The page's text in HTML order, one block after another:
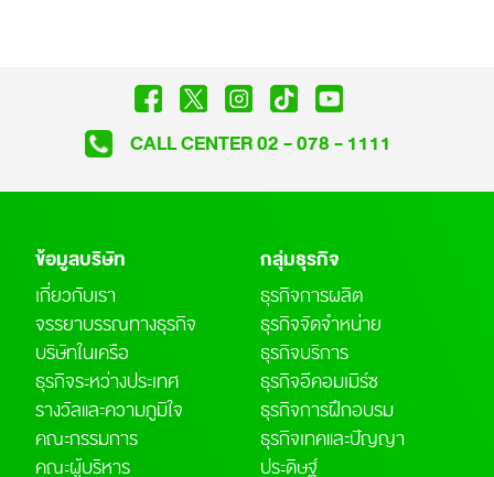
CALL CENTER 02 - 078 - 1111
ข้อมูลบริษัท
เกี่ยวกับเรา
จรรยาบรรณทางธุรกิจ
บริษัทในเครือ
ธุรกิจระหว่างประเทศ
รางวัลและความภูมิใจ
คณะกรรมการ
คณะผู้บริหาร
กลุ่มธุรกิจ
ธุรกิจการผลิต
ธุรกิจจัดจำหน่าย
ธุรกิจบริการ
ธุรกิจอีคอมเมิร์ซ
ธุรกิจการฝึกอบรม
ธุรกิจเทคและปัญญา
ประดิษฐ์